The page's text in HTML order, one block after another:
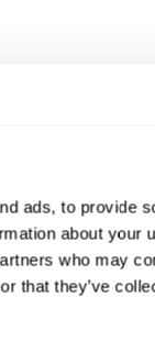
ads, to provide
about your
who may
that they’ve